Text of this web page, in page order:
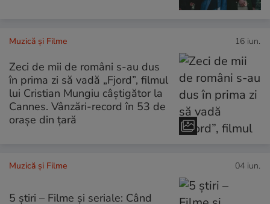
Muzică și Filme 16 iun.
Zeci de mii de români s-au dus
în prima zi să vadă „Fjord”, filmul
lui Cristian Mungiu câștigător la
Cannes. Vânzări-record în 53 de
orașe din țară
Muzică și Filme 04 iun.
5 știri – Filme și seriale: Când